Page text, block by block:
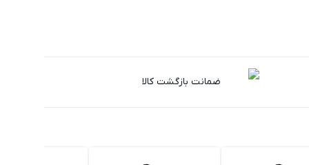
ضمانت بازگشت کالا